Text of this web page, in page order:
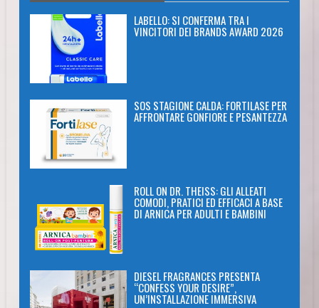
LABELLO: SI CONFERMA TRA I
VINCITORI DEI BRANDS AWARD 2026
SOS STAGIONE CALDA: FORTILASE PER
AFFRONTARE GONFIORE E PESANTEZZA
ROLL ON DR. THEISS: GLI ALLEATI
COMODI, PRATICI ED EFFICACI A BASE
DI ARNICA PER ADULTI E BAMBINI
DIESEL FRAGRANCES PRESENTA
“CONFESS YOUR DESIRE”,
UN’INSTALLAZIONE IMMERSIVA